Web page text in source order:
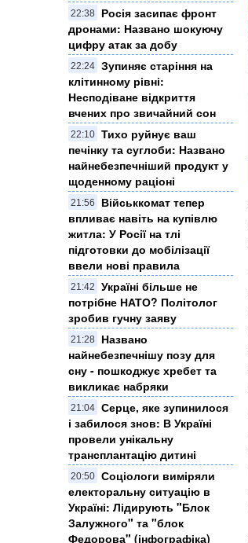
22:38
Росія засипає фронт
дронами: Названо шокуючу
цифру атак за добу
22:24 Зупиняє старіння на
клітинному рівні:
Несподіване відкриття
вчених про звичайний сон
22:10 Тихо руйнує ваш
печінку та суглоби: Названо
найнебезпечніший продукт у
щоденному раціоні
21:56
Військкомат тепер
впливає навіть на купівлю
житла: У Росії на тлі
підготовки до мобілізації
ввели нові правила
21:42
Україні більше не
потрібне НАТО? Політолог
зробив гучну заяву
21:28
Названо
найнебезпечнішу позу для
сну - пошкоджує хребет та
викликає набряки
21:04 Серце, яке зупинилося
і забилося знов: В Україні
провели унікальну
трансплантацію дитині
20:50 Соціологи виміряли
електоральну ситуацію в
Україні: ​Лідирують "Блок
Залужного" та "блок
Федорова" (інфографіка)